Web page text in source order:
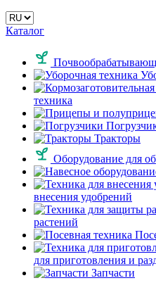
Каталог
техника
Тракторы
Оборудование для
внесения удобрений
растений
для приготовления и
Запчасти